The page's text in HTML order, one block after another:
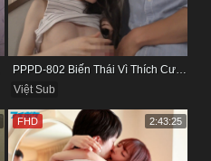
Việt Sub
FHD 2:43:25